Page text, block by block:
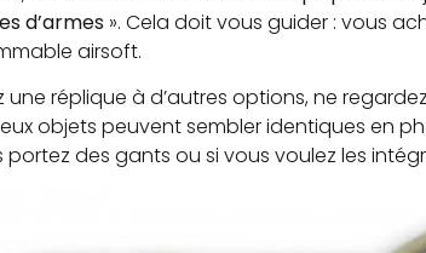
d’armes ». Cela doit vous guider : vous
airsoft.
réplique à d’autres options, ne
objets peuvent sembler identiques en
des gants ou si vous voulez les